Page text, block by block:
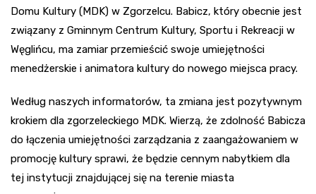
Domu Kultury (MDK) w Zgorzelcu. Babicz, który obecnie jest
związany z Gminnym Centrum Kultury, Sportu i Rekreacji w
Węglińcu, ma zamiar przemieścić swoje umiejętności
menedżerskie i animatora kultury do nowego miejsca pracy.
Według naszych informatorów, ta zmiana jest pozytywnym
krokiem dla zgorzeleckiego MDK. Wierzą, że zdolność Babicza
do łączenia umiejętności zarządzania z zaangażowaniem w
promocję kultury sprawi, że będzie cennym nabytkiem dla
tej instytucji znajdującej się na terenie miasta